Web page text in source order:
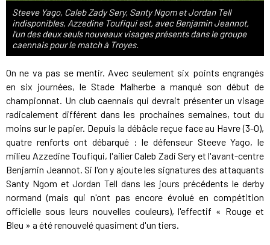
Steeve Yago, Caleb Zady Sery, Santy Ngom et Jordan Tell
indisponibles, Azzedine Toufiqui est, avec Benjamin Jeannot,
l'un des deux seuls nouveaux visages présents dans le groupe
caennais pour le match à Troyes.
On ne va pas se mentir. Avec seulement six points engrangés
en six journées, le Stade Malherbe a manqué son début de
championnat. Un club caennais qui devrait présenter un visage
radicalement différent dans les prochaines semaines, tout du
moins sur le papier. Depuis la débâcle reçue face au Havre (3-0),
quatre renforts ont débarqué : le défenseur Steeve Yago, le
milieu Azzedine Toufiqui, l'ailier Caleb Zadi Sery et l'avant-centre
Benjamin Jeannot. Si l'on y ajoute les signatures des attaquants
Santy Ngom et Jordan Tell dans les jours précédents le derby
normand (mais qui n'ont pas encore évolué en compétition
officielle sous leurs nouvelles couleurs), l'effectif « Rouge et
Bleu » a été renouvelé quasiment d'un tiers.